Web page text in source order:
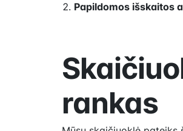
Papildomos išskaitos
rankas